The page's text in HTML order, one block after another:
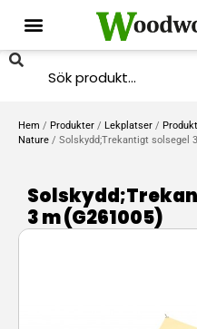
Hem / Produkter / Lekplatser /
Nature / Solskydd;Trekantigt solsegel
3 m (G261005)